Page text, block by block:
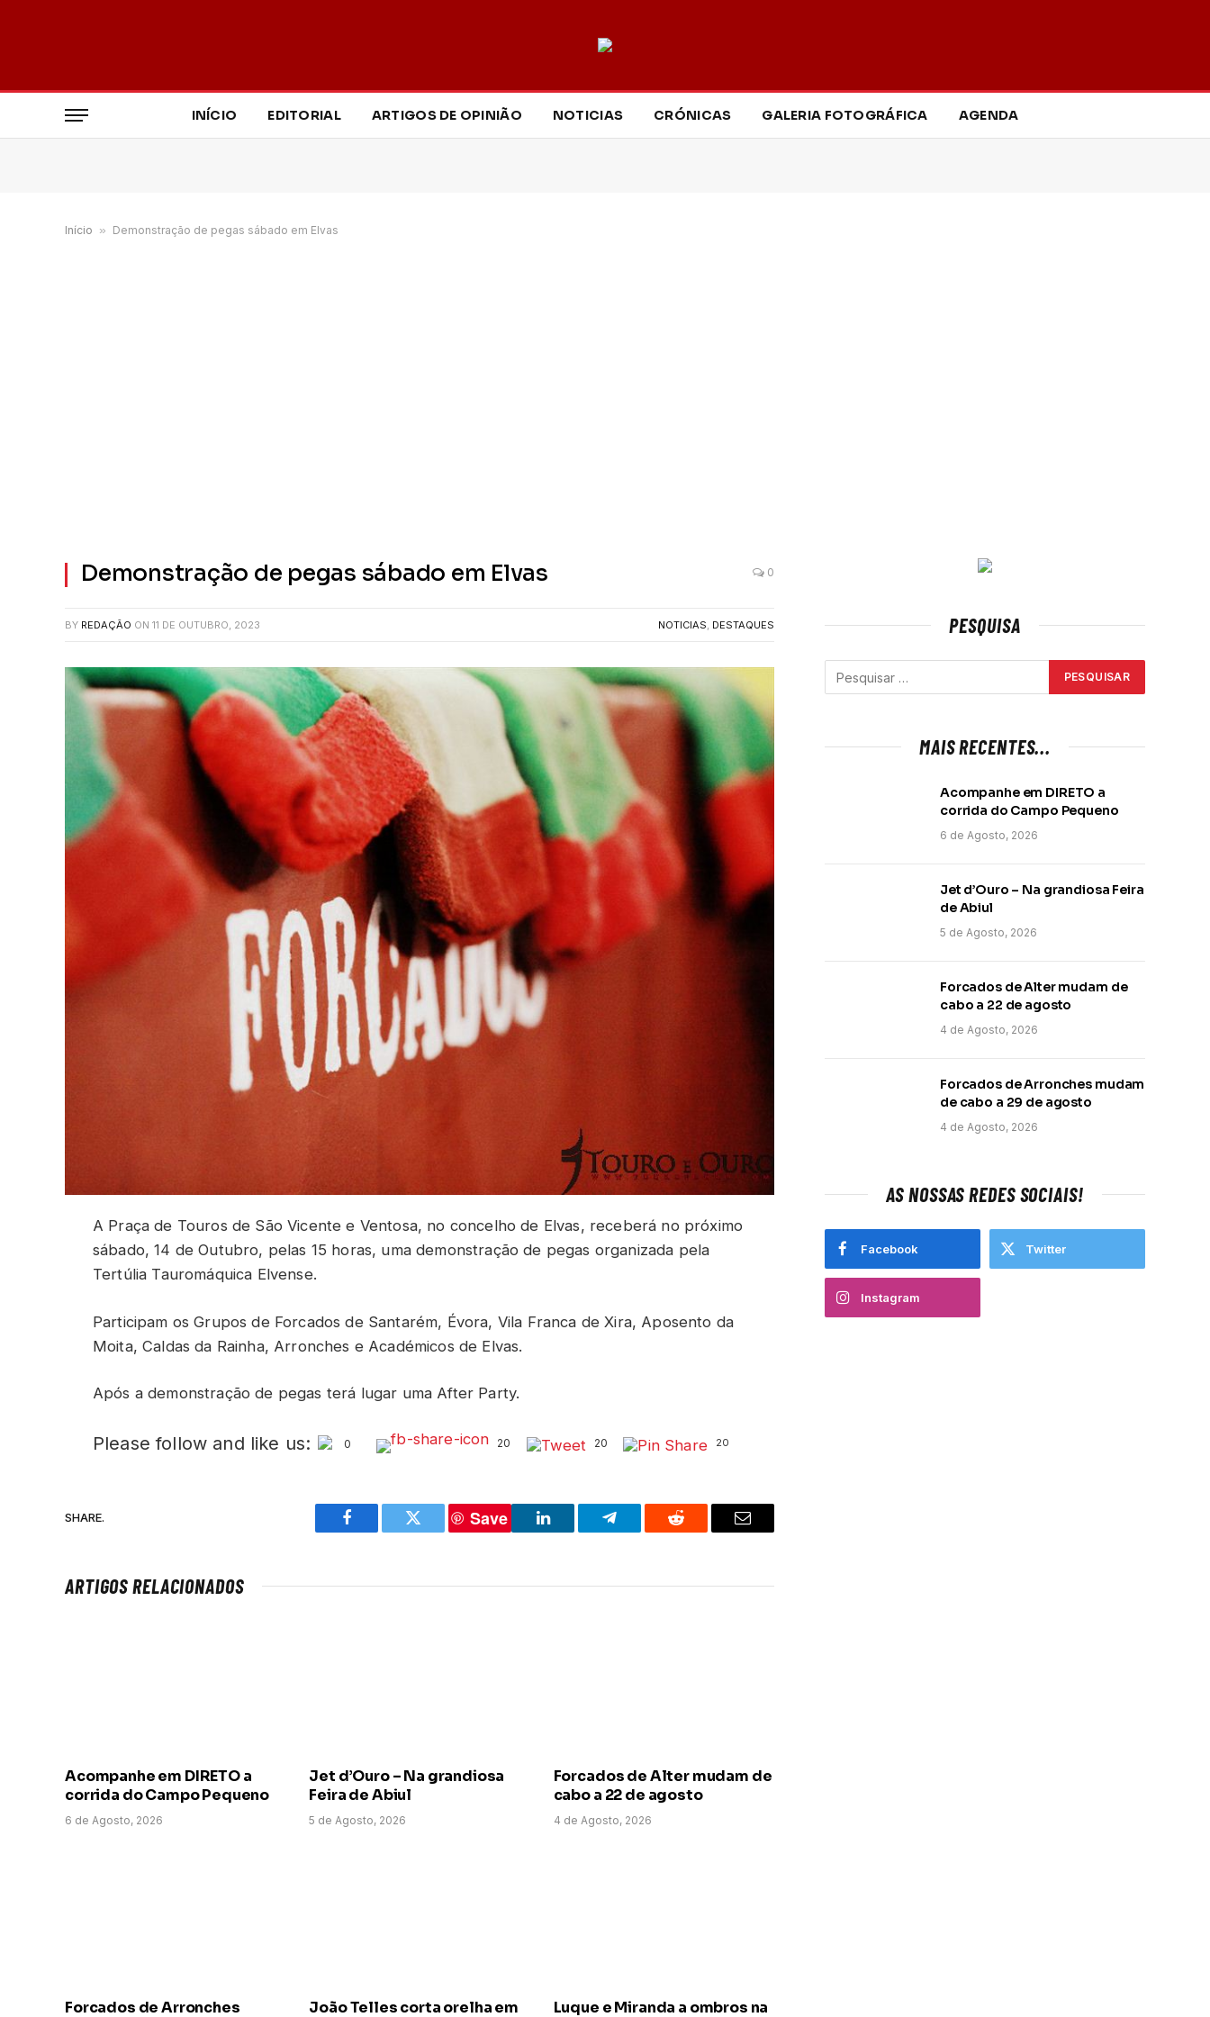
INÍCIO EDITORIAL ARTIGOS DE OPINIÃO NOTICIAS CRÓNICAS GALERIA FOTOGRÁFICA AGENDA
Início » Demonstração de pegas sábado em Elvas
Demonstração de pegas sábado em Elvas 0
BY REDAÇÃO ON 11 DE OUTUBRO, 2023 NOTICIAS, DESTAQUES
A Praça de Touros de São Vicente e Ventosa, no concelho de Elvas, receberá no próximo
sábado, 14 de Outubro, pelas 15 horas, uma demonstração de pegas organizada pela
Tertúlia Tauromáquica Elvense.
Participam os Grupos de Forcados de Santarém, Évora, Vila Franca de Xira, Aposento da
Moita, Caldas da Rainha, Arronches e Académicos de Elvas.
Após a demonstração de pegas terá lugar uma After Party.
Please follow and like us: 0 20 20 20
SHARE.
Facebook Twitter
Save
LinkedIn Telegram Reddit Email
ARTIGOS RELACIONADOS
Acompanhe em DIRETO a
corrida do Campo Pequeno
6 de Agosto, 2026
Jet d’Ouro – Na grandiosa
Feira de Abiul
5 de Agosto, 2026
Forcados de Alter mudam de
cabo a 22 de agosto
4 de Agosto, 2026
Forcados de Arronches
João Telles corta orelha em
Luque e Miranda a ombros na
PESQUISA
MAIS RECENTES...
Acompanhe em DIRETO a
corrida do Campo Pequeno
6 de Agosto, 2026
Jet d’Ouro – Na grandiosa Feira
de Abiul
5 de Agosto, 2026
Forcados de Alter mudam de
cabo a 22 de agosto
4 de Agosto, 2026
Forcados de Arronches mudam
de cabo a 29 de agosto
4 de Agosto, 2026
AS NOSSAS REDES SOCIAIS!
Facebook Twitter
Instagram